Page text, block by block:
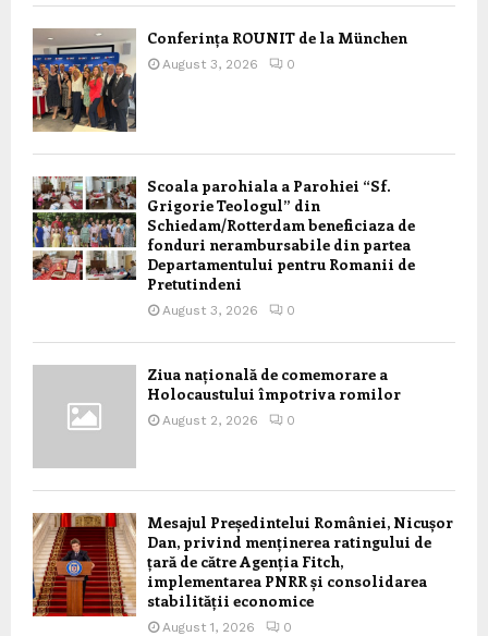
Conferința ROUNIT de la München
August 3, 2026 0
Scoala parohiala a Parohiei “Sf.
Grigorie Teologul” din
Schiedam/Rotterdam beneficiaza de
fonduri nerambursabile din partea
Departamentului pentru Romanii de
Pretutindeni
August 3, 2026 0
Ziua națională de comemorare a
Holocaustului împotriva romilor
August 2, 2026 0
Mesajul Președintelui României, Nicușor
Dan, privind menținerea ratingului de
țară de către Agenția Fitch,
implementarea PNRR și consolidarea
stabilității economice
August 1, 2026 0